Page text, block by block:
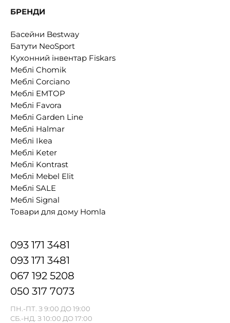
БРЕНДИ
Басейни Bestway
Батути NeoSport
Кухонний інвентар Fiskars
Меблі Chomik
Меблі Corciano
Меблі EMTOP
Меблі Favora
Меблі Garden Line
Меблі Halmar
Меблі Ikea
Меблі Keter
Меблі Kontrast
Меблі Mebel Elit
Меблі SALE
Меблі Signal
Товари для дому Homla
093 171 3481
093 171 3481
067 192 5208
050 317 7073
ПН.-ПТ. З 9:00 ДО 19:00
СБ.-НД. З 10:00 ДО 17:00